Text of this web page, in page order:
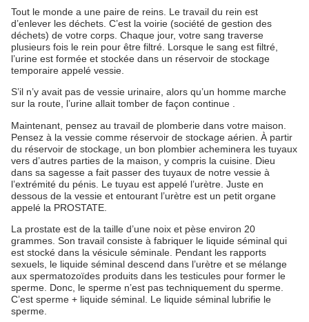
Tout le monde a une paire de reins. Le travail du rein est
d’enlever les déchets. C’est la voirie (société de gestion des
déchets) de votre corps. Chaque jour, votre sang traverse
plusieurs fois le rein pour être filtré. Lorsque le sang est filtré,
l’urine est formée et stockée dans un réservoir de stockage
temporaire appelé vessie.
S’il n’y avait pas de vessie urinaire, alors qu’un homme marche
sur la route, l’urine allait tomber de façon continue .
Maintenant, pensez au travail de plomberie dans votre maison.
Pensez à la vessie comme réservoir de stockage aérien. À partir
du réservoir de stockage, un bon plombier acheminera les tuyaux
vers d’autres parties de la maison, y compris la cuisine. Dieu
dans sa sagesse a fait passer des tuyaux de notre vessie à
l’extrémité du pénis. Le tuyau est appelé l’urètre. Juste en
dessous de la vessie et entourant l’urètre est un petit organe
appelé la PROSTATE.
La prostate est de la taille d’une noix et pèse environ 20
grammes. Son travail consiste à fabriquer le liquide séminal qui
est stocké dans la vésicule séminale. Pendant les rapports
sexuels, le liquide séminal descend dans l’urètre et se mélange
aux spermatozoïdes produits dans les testicules pour former le
sperme. Donc, le sperme n’est pas techniquement du sperme.
C’est sperme + liquide séminal. Le liquide séminal lubrifie le
sperme.